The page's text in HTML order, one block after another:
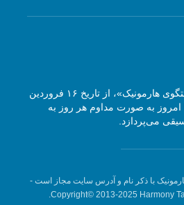
مجله آنلاین موسیقی «گفتگوی هارمونیک»، از تاریخ ۱۶ فروردین
و تا امروز به صورت مداوم هر روز به
می‌پردازد.
با ذکر نام و آدرس سایت مجاز است -
Copyright© 2013-2025 Harmony